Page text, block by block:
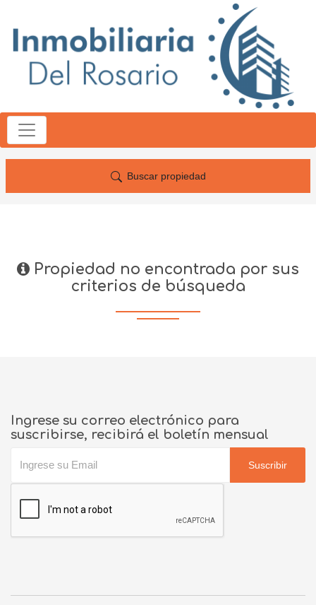
Buscar propiedad
Propiedad no encontrada por sus
criterios de búsqueda
Ingrese su correo electrónico para
suscribirse, recibirá el boletín mensual
Suscribir